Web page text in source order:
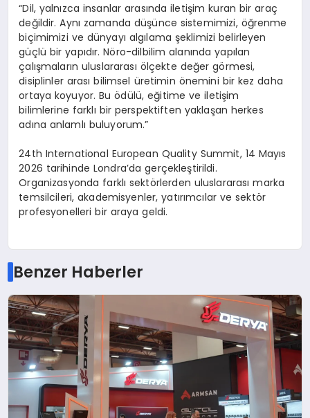
“Dil, yalnızca insanlar arasında iletişim kuran bir araç
değildir. Aynı zamanda düşünce sistemimizi, öğrenme
biçimimizi ve dünyayı algılama şeklimizi belirleyen
güçlü bir yapıdır. Nöro-dilbilim alanında yapılan
çalışmaların uluslararası ölçekte değer görmesi,
disiplinler arası bilimsel üretimin önemini bir kez daha
ortaya koyuyor. Bu ödülü, eğitime ve iletişim
bilimlerine farklı bir perspektiften yaklaşan herkes
adına anlamlı buluyorum.”
24th International European Quality Summit, 14 Mayıs
2026 tarihinde Londra’da gerçekleştirildi.
Organizasyonda farklı sektörlerden uluslararası marka
temsilcileri, akademisyenler, yatırımcılar ve sektör
profesyonelleri bir araya geldi.
Benzer Haberler